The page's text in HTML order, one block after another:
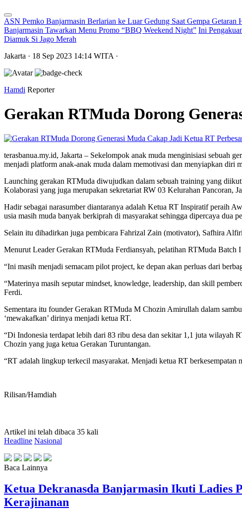
ASN Pemko Banjarmasin Berlarian ke Luar Gedung Saat Gempa Getaran
Banjarmasin Tawarkan Menu Promo “BBQ Weekend Night” Ini
Diamuk Si Jago Merah
Jakarta · 18 Sep 2023 14:14 WITA ·
Hamdi Reporter
Gerakan RTMuda Dorong
terasbanua.my.id, Jakarta – Sekelompok anak muda menginisiasi sebuah
menjadi platform anak-anak muda dalam memotivasi dan menyiapkan diri
Launching gerakan RTMuda diwujudkan dalam sebuah training yang
Kolaborasi yang juga merupakan sekretariat RW 03 Kelurahan Pancoran,
Hadir sebagai narasumber diantaranya adalah Ketua RT Inspiratif peraih
usia masih muda banyak berkiprah di masyarakat sehingga dipercaya dua
Selain itu dihadirkan juga pembicara Fahrizal Zain (motivator), Safhira
Menurut Leader Gerakan RTMuda Ferdiansyah, pelatihan RTMuda Batch
“Ini masih menjadi semacam pilot project, ke depan akan perluas dari
“Materinya masih seputar mindset, knowledge, leadership, dan skill
Ferdi.
Sementara itu founder Gerakan RTMuda M Chozin Amirullah dalam
‘mewakafkan’ dirinya menjadi ketua RT.
“Di Indonesia terdapat lebih dari 83 ribu desa dan sekitar 1,1 juta wilayah
Chozin yang juga ketua Gerakan Turuntangan.
“RT adalah lingkup terkecil masyarakat. Menjadi ketua RT
Rilisan/Hamdiah
Artikel ini telah dibaca 35 kali
Headline Nasional
Baca Lainnya
Ketua Dekranasda Banjarmasin Ikuti Ladies
Kerajinanan